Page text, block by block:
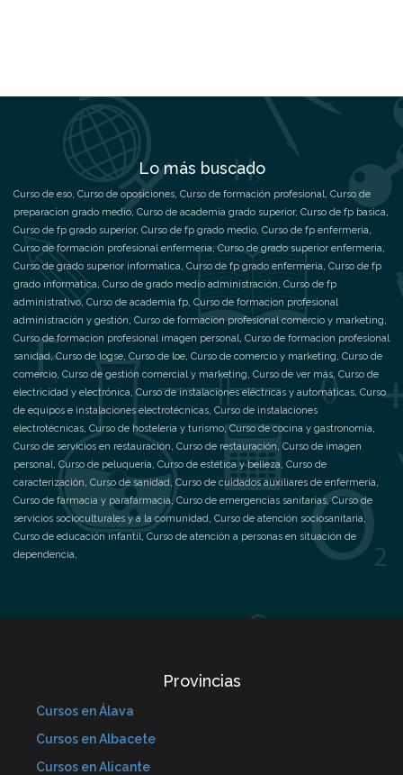
Lo más buscado
Curso de eso, Curso de oposiciones, Curso de formación profesional, Curso de
preparacion grado medio, Curso de academia grado superior, Curso de fp basica,
Curso de fp grado superior, Curso de fp grado medio, Curso de fp enfermeria,
Curso de formación profesional enfermeria,Curso de grado superior enfermeria,
Curso de grado superior informatica, Curso de fp grado enfermeria, Curso de fp
grado informatica, Curso de grado medio administración, Curso de fp
administrativo, Curso de academia fp, Curso de formacion profesional
administración y gestión, Curso de formacion profesional comercio y marketing,
Curso de formacion profesional imagen personal, Curso de formacion profesional
sanidad,Curso de logse, Curso de loe, Curso de comercio y marketing, Curso de
comercio, Curso de gestión comercial y marketing, Curso de ver más, Curso de
electricidad y electrónica, Curso de instalaciones eléctricas y automáticas, Curso
de equipos e instalaciones electrotécnicas, Curso de instalaciones
electrotécnicas, Curso de hostelería y turismo,Curso de cocina y gastronomía,
Curso de servicios en restauración, Curso de restauración, Curso de imagen
personal, Curso de peluquería, Curso de estética y belleza, Curso de
caracterización, Curso de sanidad, Curso de cuidados auxiliares de enfermería,
Curso de farmacia y parafarmacia,Curso de emergencias sanitarias,Curso de
servicios socioculturales y a la comunidad, Curso de atención sociosanitaria,
Curso de educación infantil, Curso de atención a personas en situación de
dependencia,
Provincias
Cursos en Álava
Cursos en Albacete
Cursos en Alicante